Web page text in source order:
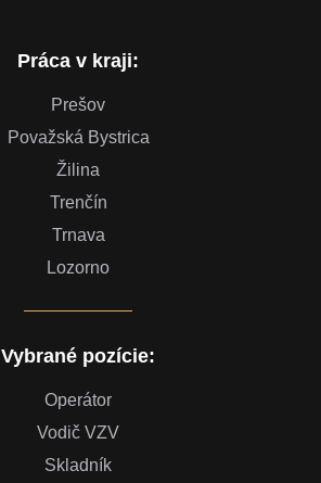
Práca v kraji:
Prešov
Považská Bystrica
Žilina
Trenčín
Trnava
Lozorno
Vybrané pozície:
Operátor
Vodič VZV
Skladník